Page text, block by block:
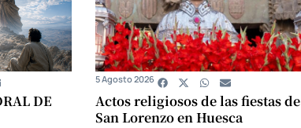
DE
Actos religiosos de las fiestas de
San Lorenzo en Huesca
5 Agosto 2026